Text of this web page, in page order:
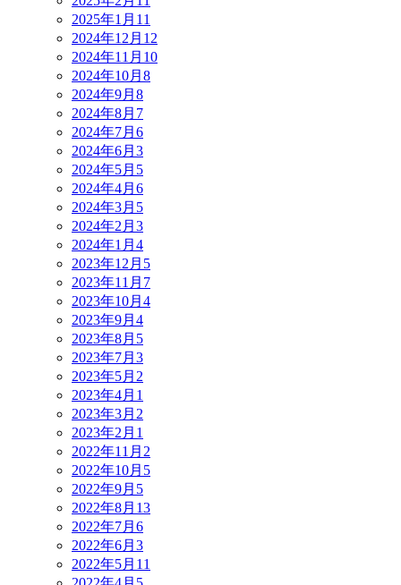
2025年1月 11
2024年12月 12
2024年11月 10
2024年10月 8
2024年9月 8
2024年8月 7
2024年7月 6
2024年6月 3
2024年5月 5
2024年4月 6
2024年3月 5
2024年2月 3
2024年1月 4
2023年12月 5
2023年11月 7
2023年10月 4
2023年9月 4
2023年8月 5
2023年7月 3
2023年5月 2
2023年4月 1
2023年3月 2
2023年2月 1
2022年11月 2
2022年10月 5
2022年9月 5
2022年8月 13
2022年7月 6
2022年6月 3
2022年5月 11